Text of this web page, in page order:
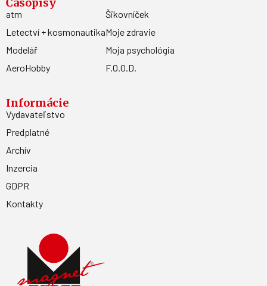
Časopisy
atm
Letectví + kosmonautika
Modelář
AeroHobby
Šikovníček
Moje zdravie
Moja psychológia
F.O.O.D.
Informácie
Vydavateľstvo
Predplatné
Archív
Inzercia
GDPR
Kontakty